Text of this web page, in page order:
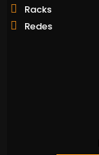
Racks
Redes